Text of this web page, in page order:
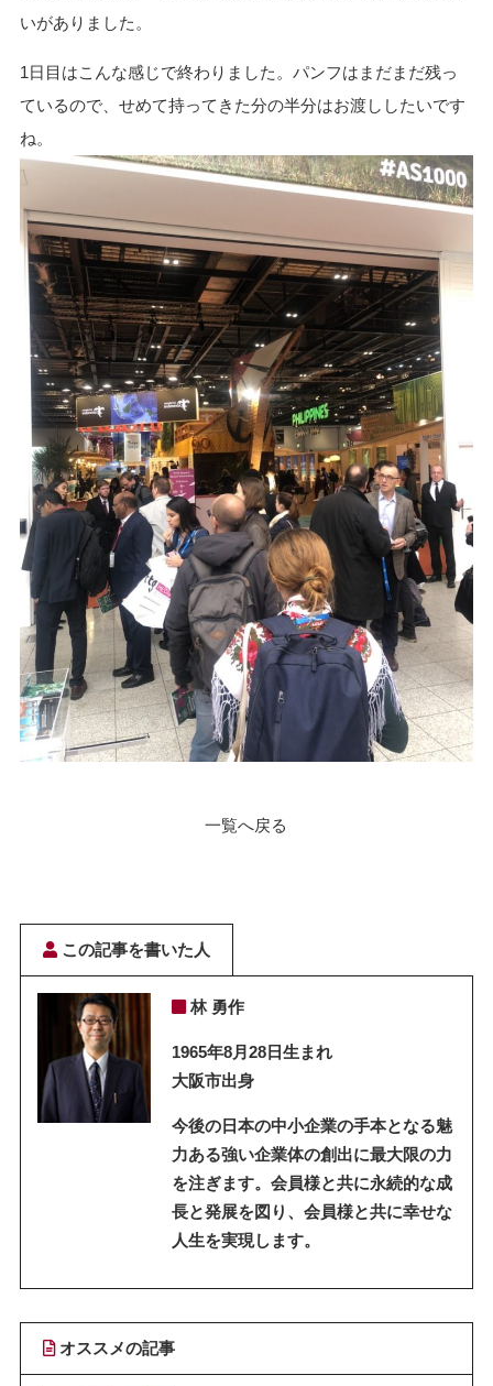
いがありました。
1日目はこんな感じで終わりました。パンフはまだまだ残っ
ているので、せめて持ってきた分の半分はお渡ししたいです
ね。
一覧へ戻る
この記事を書いた人
林 勇作
1965年8月28日生まれ
大阪市出身
今後の日本の中小企業の手本となる魅
力ある強い企業体の創出に最大限の力
を注ぎます。会員様と共に永続的な成
長と発展を図り、会員様と共に幸せな
人生を実現します。
オススメの記事